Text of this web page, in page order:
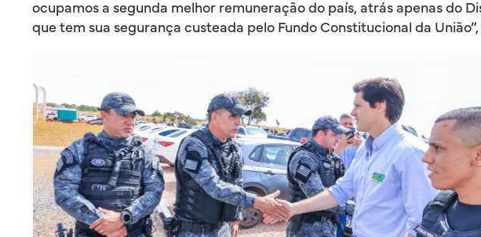
ocupamos a segunda melhor remuneração do país, atrás apenas do
que tem sua segurança custeada pelo Fundo Constitucional da União”,